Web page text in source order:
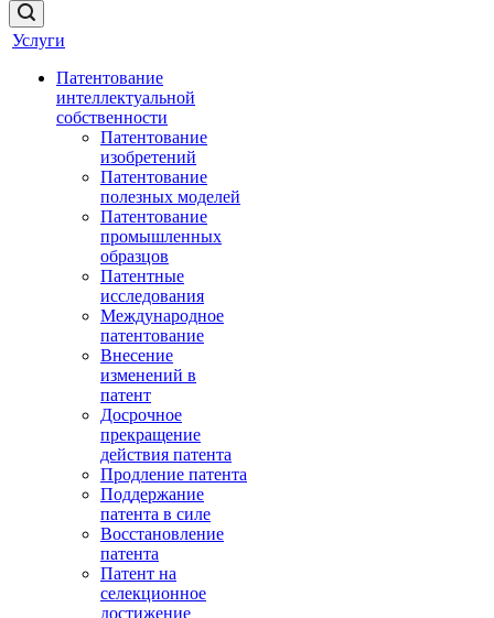
Услуги
Патентование
интеллектуальной
собственности
Патентование
изобретений
Патентование
полезных моделей
Патентование
промышленных
образцов
Патентные
исследования
Международное
патентование
Внесение
изменений в
патент
Досрочное
прекращение
действия патента
Продление патента
Поддержание
патента в силе
Восстановление
патента
Патент на
селекционное
достижение